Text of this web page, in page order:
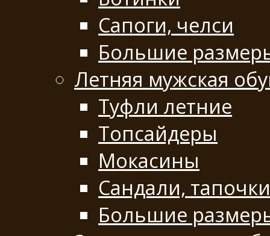
Сапоги, челси
Большие
Летняя мужская
Туфли летние
Топсайдеры
Мокасины
Сандали,
Большие